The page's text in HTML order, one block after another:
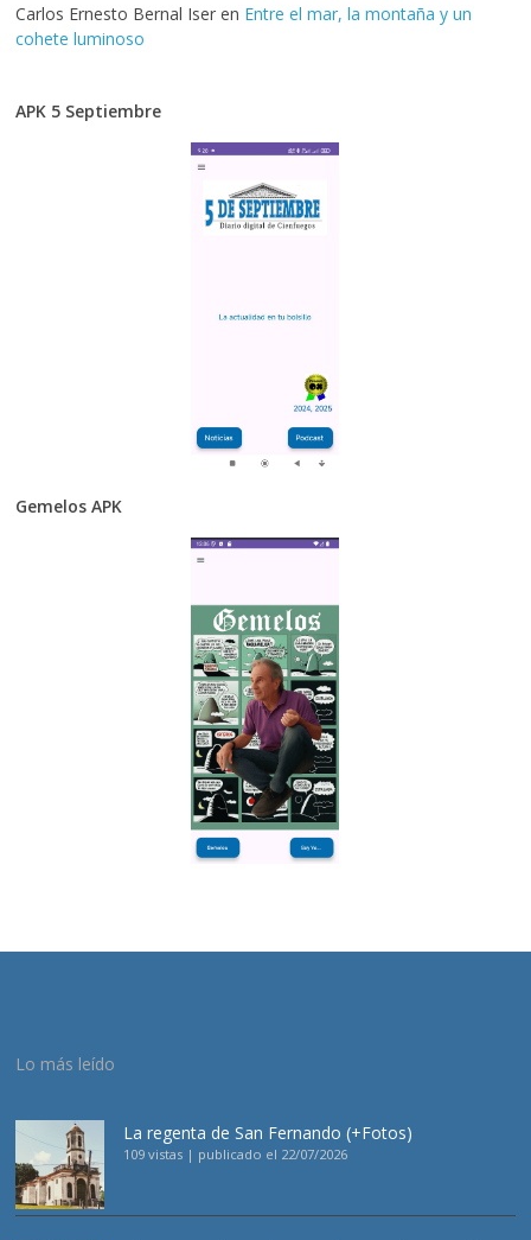
Carlos Ernesto Bernal Iser en Entre el mar, la montaña y un
cohete luminoso
APK 5 Septiembre
Gemelos APK
Lo más leído
La regenta de San Fernando (+Fotos)
109 vistas | publicado el 22/07/2026